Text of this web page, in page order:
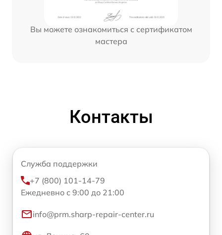
Вы можете ознакомиться с сертификатом
мастера
Контакты
Служба поддержки
+7 (800) 101-14-79
Ежедневно с 9:00 до 21:00
info@prm.sharp-repair-center.ru